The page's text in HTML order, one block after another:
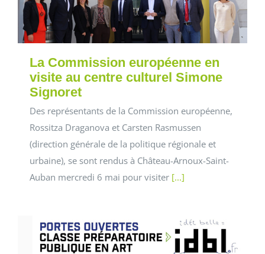
La Commission européenne en
visite au centre culturel Simone
Signoret
Des représentants de la Commission européenne,
Rossitza Draganova et Carsten Rasmussen
(direction générale de la politique régionale et
urbaine), se sont rendus à Château-Arnoux-Saint-
Auban mercredi 6 mai pour visiter [...]